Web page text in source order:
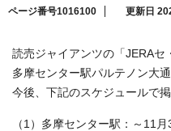
ページ番号1016100 更新日
読売ジャイアンツの「JERA
多摩センター駅パルテノン大
今後、下記のスケジュールで
（1）多摩センター駅：～11月